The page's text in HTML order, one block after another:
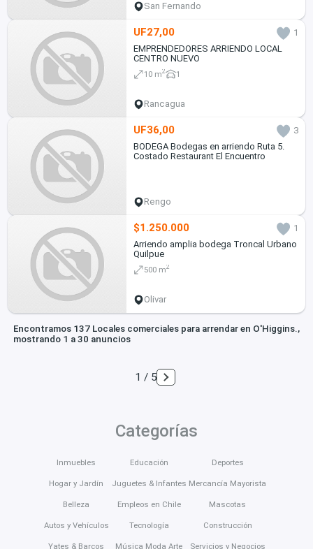
San Fernando
UF27,00
1
EMPRENDEDORES ARRIENDO LOCAL
CENTRO NUEVO
10 m2 1
Rancagua
UF36,00
3
BODEGA Bodegas en arriendo Ruta 5.
Costado Restaurant El Encuentro
Rengo
$1.250.000
1
Arriendo amplia bodega Troncal Urbano
Quilpue
500 m2
Olivar
Encontramos 137 Locales comerciales para arrendar en O'Higgins.,
mostrando 1 a 30 anuncios
1 / 5
Categorías
Inmuebles
Hogar y Jardín
Belleza
Autos y Vehículos
Yates & Barcos
Educación
Juguetes & Infantes
Empleos en Chile
Tecnología
Música Moda Arte
Deportes
Mercancía Mayorista
Mascotas
Construcción
Servicios y Negocios